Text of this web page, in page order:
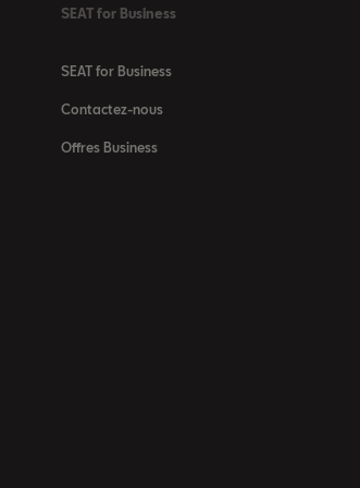
SEAT for Business
SEAT for Business
Contactez-nous
Offres Business